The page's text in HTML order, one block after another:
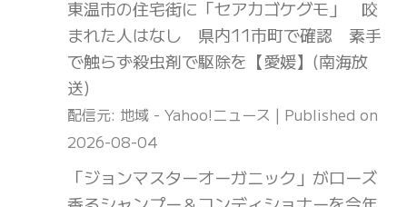
東温市の住宅街に「セアカゴケグモ」 咬
まれた人はなし 県内11市町で確認 素手
で触らず殺虫剤で駆除を【愛媛】(南海放
送)
配信元: 地域 - Yahoo!ニュース
Published on
2026-08-04
「ジョンマスターオーガニック」がローズ